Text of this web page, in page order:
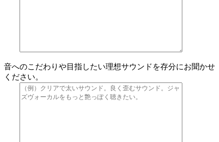
音へのこだわりや目指したい理想サウンドを存分にお聞かせ
ください。